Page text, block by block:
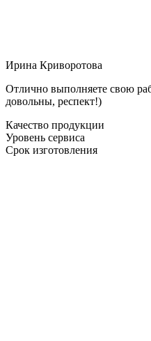
Ирина Криворотова
Отлично выполняете свою
довольны, респект!)
Качество продукции
Уровень сервиса
Срок изготовления